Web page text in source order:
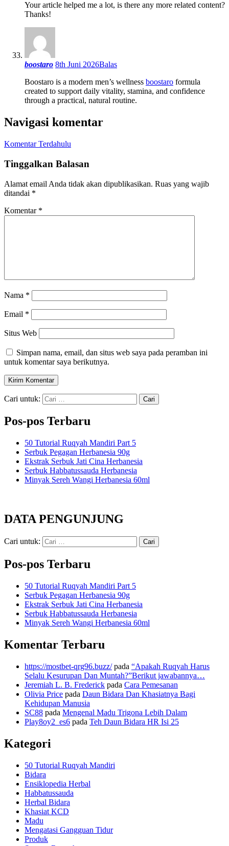
Your article helped me a lot, is there any more related content?
Thanks!
boostaro 8th Juni 2026Balas
Boostaro is a modern men’s wellness boostaro formula
created to support daily vitality, stamina, and confidence
through a practical, natural routine.
Navigasi komentar
Komentar Terdahulu
Tinggalkan Balasan
Alamat email Anda tidak akan dipublikasikan. Ruas yang wajib
ditandai *
Komentar *
Nama *
Email *
Situs Web
Simpan nama, email, dan situs web saya pada peramban ini
untuk komentar saya berikutnya.
Cari untuk:
Pos-pos Terbaru
50 Tutorial Ruqyah Mandiri Part 5
Serbuk Pegagan Herbanesia 90g
Ekstrak Serbuk Jati Cina Herbanesia
Serbuk Habbatussauda Herbanesia
Minyak Sereh Wangi Herbanesia 60ml
DATA PENGUNJUNG
Cari untuk:
Pos-pos Terbaru
50 Tutorial Ruqyah Mandiri Part 5
Serbuk Pegagan Herbanesia 90g
Ekstrak Serbuk Jati Cina Herbanesia
Serbuk Habbatussauda Herbanesia
Minyak Sereh Wangi Herbanesia 60ml
Komentar Terbaru
https://mostbet-qrg96.buzz/pada “Apakah Ruqyah Harus
Selalu Kesurupan Dan Muntah?”Berikut jawabannya…
Jeremiah L. B. Frederick pada Cara Pemesanan
Olivia Price pada Daun Bidara Dan Khasiatnya Bagi
Kehidupan Manusia
SC88 pada Mengenal Madu Trigona Lebih Dalam
Play8oy2_es6 pada Teh Daun Bidara HR Isi 25
Kategori
50 Tutorial Ruqyah Mandiri
Bidara
Ensiklopedia Herbal
Habbatussauda
Herbal Bidara
Khasiat KCD
Madu
Mengatasi Gangguan Tidur
Produk